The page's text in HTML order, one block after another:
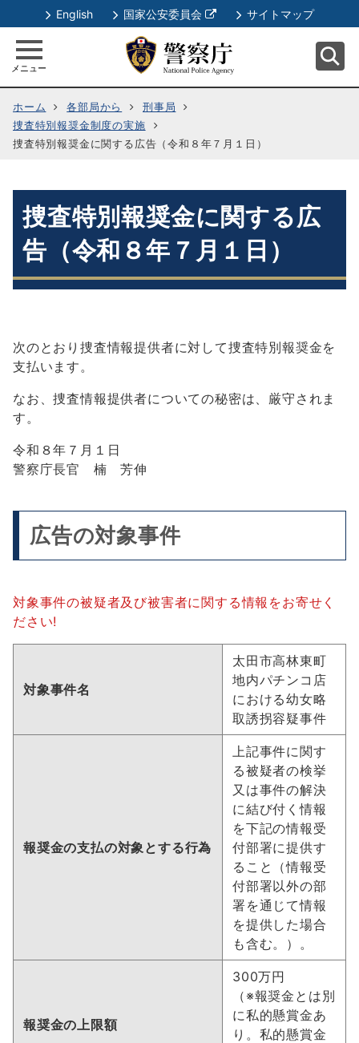
English 国家公安委員会
別
ウ
ィ
ン
ド
開
サイトマップ
メニュー
ホーム 各部局から
刑事局
捜査特別報奨金制度の実施
捜査特別報奨金に関する広告（令和８年７月１日）
捜査特別報奨金に関する広
告（令和８年７月１日）
次のとおり捜査情報提供者に対して捜査特別報奨金を
支払います。
なお、捜査情報提供者についての秘密は、厳守されま
す。
令和８年７月１日
警察庁長官 楠 芳伸
広告の対象事件
対象事件の被疑者及び被害者に関する情報をお寄せく
ださい!
対象事件名
太田市高林東町
地内パチンコ店
における幼女略
取誘拐容疑事件
報奨金の支払の対象とする行為
上記事件に関す
る被疑者の検挙
又は事件の解決
に結び付く情報
を下記の情報受
付部署に提供す
ること（情報受
付部署以外の部
署を通じて情報
を提供した場合
も含む。）。
報奨金の上限額
300万円
（※報奨金とは別
に私的懸賞金あ
り。私的懸賞金